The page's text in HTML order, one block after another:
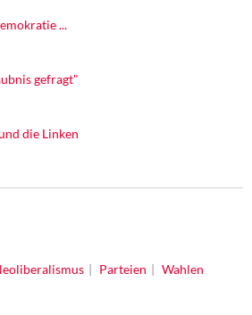
...
gefragt"
die Linken
Parteien Wahlen